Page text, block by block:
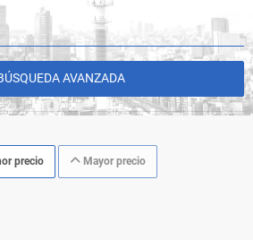
AVANZADA
precio Mayor precio